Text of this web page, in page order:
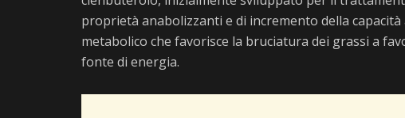
proprietà anabolizzanti e di incremento della
metabolico che favorisce la bruciatura dei grassi a
fonte di energia.